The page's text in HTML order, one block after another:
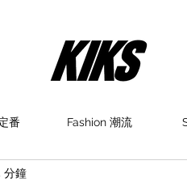
番 Fashion 潮流
分鐘